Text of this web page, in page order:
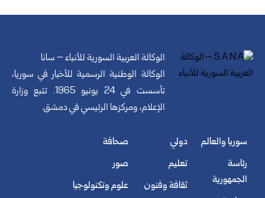
الوكالة العربية السورية للأنباء – سانا
الوكالة الوطنية الرسمية للأخبار في سوريا،
تأسست في 24 يونيو 1965. تتبع وزارة
الإعلام، ومركزها الرئيسي في دمشق.
سوريا والعالم
رئاسة
الجمهورية
دولي
تعليم
ثقافة وفنون
صحافة
صور
علوم وتكنولوجيا